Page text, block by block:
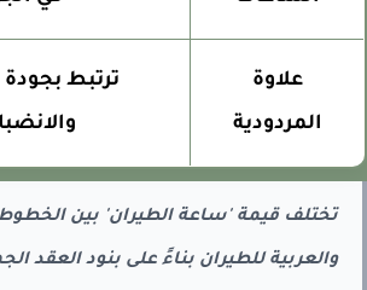
علاوة
المردودية
ترتبط بجودة
والانضباط
تختلف قيمة 'ساعة الطيران' بين الخطوط
والعربية للطيران بناءً على بنود العقد